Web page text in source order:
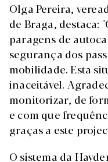
Olga Pereira,
de Braga, destaca:
paragens de
segurança dos
mobilidade. Esta
inaceitável.
monitorizar, de
e com que
graças a este
O sistema da